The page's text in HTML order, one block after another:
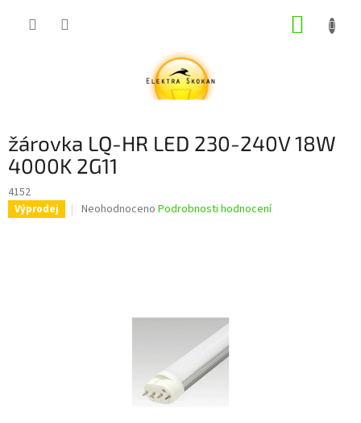
žárovka LQ-HR LED 230-240V 18W
4000K 2G11
4152
Výprodej
Průměrné
hvězdiček.
Neohodnoceno Podrobnosti hodnocení